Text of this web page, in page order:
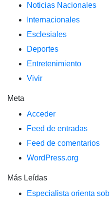
Noticias Nacionales
Internacionales
Esclesiales
Deportes
Entretenimiento
Vivir
Meta
Acceder
Feed de entradas
Feed de comentarios
WordPress.org
Más Leídas
Especialista orienta